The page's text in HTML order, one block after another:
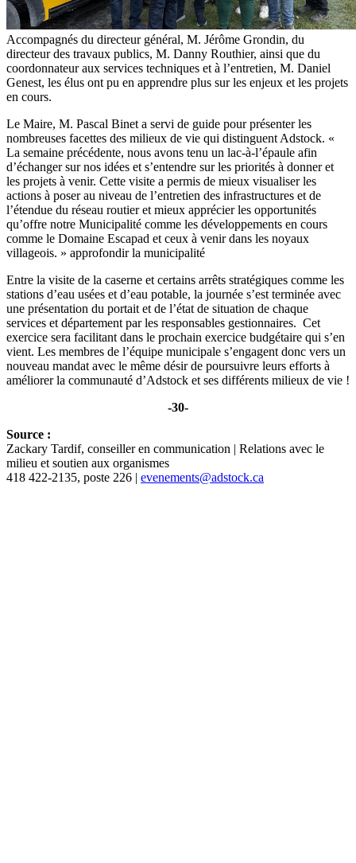
Accompagnés du directeur général, M. Jérôme Grondin, du
directeur des travaux publics, M. Danny Routhier, ainsi que du
coordonnateur aux services techniques et à l’entretien, M. Daniel
Genest, les élus ont pu en apprendre plus sur les enjeux et les projets
en cours.
Le Maire, M. Pascal Binet a servi de guide pour présenter les
nombreuses facettes des milieux de vie qui distinguent Adstock. «
La semaine précédente, nous avons tenu un lac-à-l’épaule afin
d’échanger sur nos idées et s’entendre sur les priorités à donner et
les projets à venir. Cette visite a permis de mieux visualiser les
actions à poser au niveau de l’entretien des infrastructures et de
l’étendue du réseau routier et mieux apprécier les opportunités
qu’offre notre Municipalité comme les développements en cours
comme le Domaine Escapad et ceux à venir dans les noyaux
villageois. » approfondir la municipalité
Entre la visite de la caserne et certains arrêts stratégiques comme les
stations d’eau usées et d’eau potable, la journée s’est terminée avec
une présentation du portait et de l’état de situation de chaque
services et département par les responsables gestionnaires. Cet
exercice sera facilitant dans le prochain exercice budgétaire qui s’en
vient. Les membres de l’équipe municipale s’engagent donc vers un
nouveau mandat avec le même désir de poursuivre leurs efforts à
améliorer la communauté d’Adstock et ses différents milieux de vie !
-30-
Source :
Zackary Tardif, conseiller en communication | Relations avec le
milieu et soutien aux organismes
418 422-2135, poste 226 | evenements@adstock.ca